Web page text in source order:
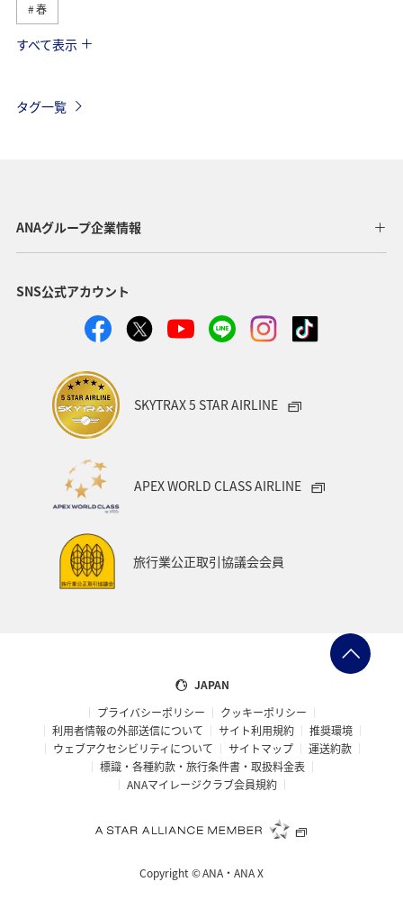
春
川 ヤマメ
趣味 世界遺産 東京都 千葉県 大分県
兵庫県 石川県
アユ
すべて表示
タグ一覧
ANAグループ企業情報
SNS公式アカウント
SKYTRAX 5 STAR AIRLINE
APEX WORLD CLASS AIRLINE
旅行業公正取引協議会会員
JAPAN
プライバシーポリシー
クッキーポリシー
利用者情報の外部送信について
サイト利用規約
推奨環境
ウェブアクセシビリティについて
サイトマップ
運送約款
標識・各種約款・旅行条件書・取扱料金表
ANAマイレージクラブ会員規約
Copyright ©ANA・ANA X